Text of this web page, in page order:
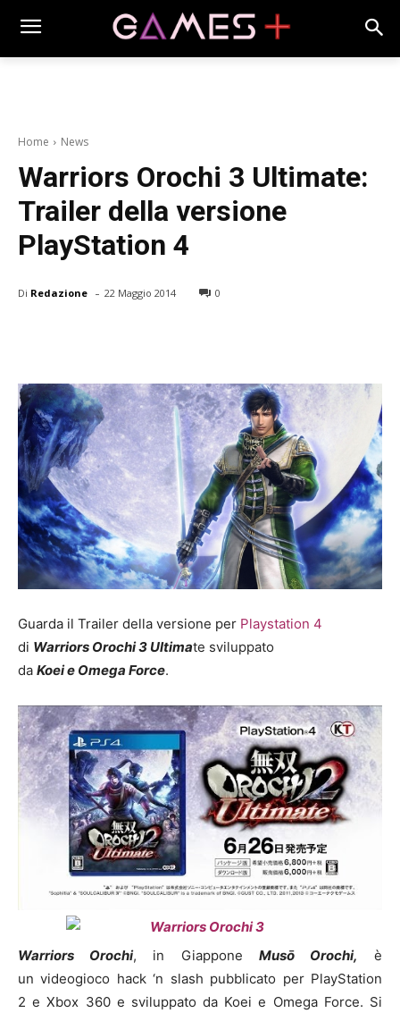
Home News
Warriors Orochi 3 Ultimate:
Trailer della versione
PlayStation 4
Di Redazione - 22 Maggio 2014 0
Guarda il Trailer della versione per Playstation 4
di Warriors Orochi 3 Ultimate sviluppato
da Koeie Omega Force.
Warriors Orochi, in Giappone Musō Orochi, è
un videogioco hack ‘n slash pubblicato per PlayStation
2 e Xbox 360 e sviluppato da Koei e Omega Force. Si